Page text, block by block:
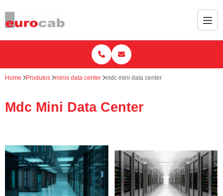
Home Produtos minis data center mdc mini data center
Mdc Mini Data Center